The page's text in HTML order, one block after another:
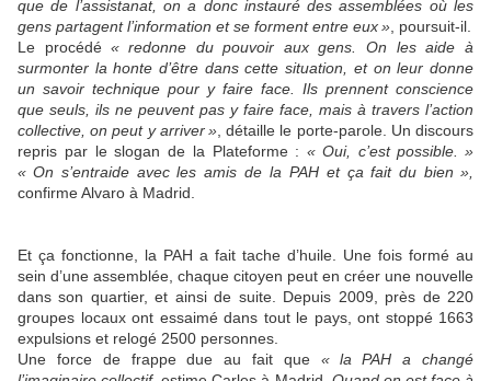
que de l’assistanat, on a donc instauré des assemblées où les
gens partagent l’information et se forment entre eux» , poursuit-il.
Le procédé« redonne du pouvoir aux gens. On les aide à
surmonter la honte d’être dans cette situation, et on leur donne
un savoir technique pour y faire face. Ils prennent conscience
que seuls, ils ne peuvent pas y faire face, mais à travers l’action
collective, on peut y arriver » , détaille le porte-parole. Un discours
repris par le slogan de la Plateforme : « Oui, c’est possible.
»
« On s’entraide avec les amis de la PAHet ça fait du bien »,
confirme Alvaro à Madrid.
Et ça fonctionne, la PAH a fait tache d’huile. Une fois formé au
sein d’une assemblée, chaque citoyen peut en créer une nouvelle
dans son quartier, et ainsi de suite. Depuis 2009, près de 220
groupes locaux ont essaimé dans tout le pays, ont stoppé 1663
expulsions et relogé 2500 personnes.
Une force de frappe due au fait que « laPAH a changé